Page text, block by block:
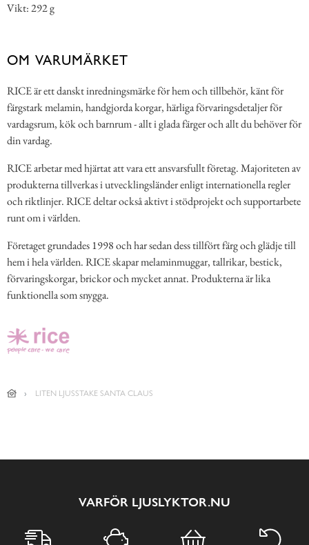
Vikt: 292 g
OM VARUMÄRKET
RICE är ett danskt inredningsmärke för hem och tillbehör, känt för
färgstark melamin, handgjorda korgar, härliga förvaringsdetaljer för
vardagsrum, kök och barnrum - allt i glada färger och allt du behöver för
din vardag.
RICE arbetar med hjärtat att vara ett ansvarsfullt företag. Majoriteten av
produkterna tillverkas i utvecklingsländer enligt internationella regler
och riktlinjer. RICE deltar också aktivt i stödprojekt och supportarbete
runt om i världen.
Företaget grundades 1998 och har sedan dess tillfört färg och glädje till
hem i hela världen. RICE skapar melaminmuggar, tallrikar, bestick,
förvaringskorgar, brickor och mycket annat. Produkterna är lika
funktionella som snygga.
LITEN LJUSSTAKE SANTA CLAUS
VARFÖR LJUSLYKTOR.NU